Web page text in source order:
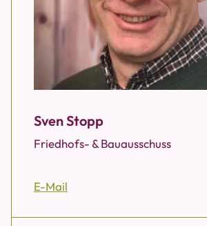
Sven Stopp
Friedhofs- & Bauausschuss
E-Mail